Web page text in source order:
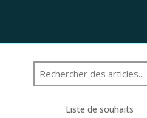
Liste de souhaits